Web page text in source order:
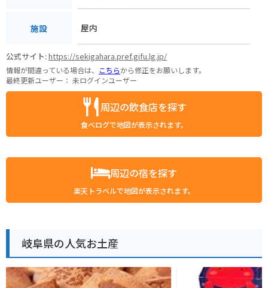
施設 屋内
公式サイト:https://sekigahara.pref.gifu.lg.jp/
情報が間違っている場合は、 こちらから修正をお願いします。
最終更新ユーザー： 未ログインユーザー
周辺の飲食店を探す
食べログで地図が表示されます。
周辺の宿を探す
楽天トラベルで地図が表示されます。
岐阜県の人気お土産